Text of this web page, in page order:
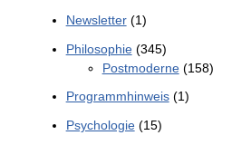
Newsletter(1)
Philosophie(345)
Postmoderne(158)
Programmhinweis(1)
Psychologie(15)